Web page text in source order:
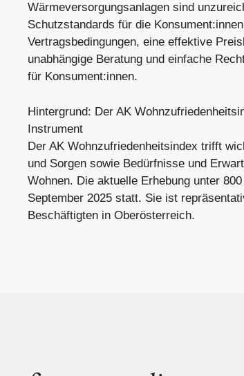
Wärmeversorgungsanlagen sind
Schutzstandards für die
Vertragsbedingungen, eine effektive
unabhängige Beratung und einfache
für Konsument:innen.
Hintergrund: Der AK
Instrument
Der AK Wohnzufriedenheitsindex trifft
und Sorgen sowie Bedürfnisse und
Wohnen. Die aktuelle Erhebung unter
September 2025 statt. Sie ist
Beschäftigten in Oberösterreich.